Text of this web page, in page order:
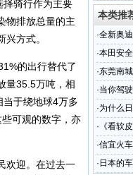
择骑行作为主要
物排放总量的主
方式。
的出行替代了
量35.5万吨，相
于绕地球4万多
可观的数字，亦
欢迎。在过去一
本类推
·全新奥
·本田安
·东莞南
受轻伤
·当你驾
·为什么
· 《看软
·信宜火
· 日本的